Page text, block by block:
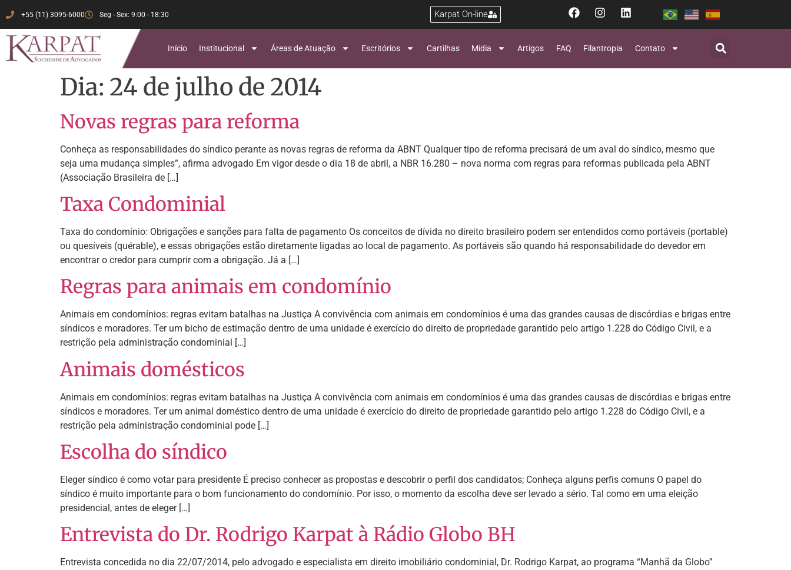
+55 (11) 3095-6000 Seg - Sex: 9:00 - 18:30 Karpat On-line
Início Institucional Áreas de Atuação Escritórios Cartilhas Mídia Artigos FAQ Filantropia Contato
Dia: 24 de julho de 2014
Novas regras para reforma
Conheça as responsabilidades do síndico perante as novas regras de reforma da ABNT Qualquer tipo de reforma precisará de um aval do síndico, mesmo que
seja uma mudança simples”, afirma advogado Em vigor desde o dia 18 de abril, a NBR 16.280 – nova norma com regras para reformas publicada pela ABNT
(Associação Brasileira de […]
Taxa Condominial
Taxa do condomínio: Obrigações e sanções para falta de pagamento Os conceitos de dívida no direito brasileiro podem ser entendidos como portáveis (portable)
ou quesíveis (quérable), e essas obrigações estão diretamente ligadas ao local de pagamento. As portáveis são quando há responsabilidade do devedor em
encontrar o credor para cumprir com a obrigação. Já a […]
Regras para animais em condomínio
Animais em condomínios: regras evitam batalhas na Justiça A convivência com animais em condomínios é uma das grandes causas de discórdias e brigas entre
síndicos e moradores. Ter um bicho de estimação dentro de uma unidade é exercício do direito de propriedade garantido pelo artigo 1.228 do Código Civil, e a
restrição pela administração condominial […]
Animais domésticos
Animais em condomínios: regras evitam batalhas na Justiça A convivência com animais em condomínios é uma das grandes causas de discórdias e brigas entre
síndicos e moradores. Ter um animal doméstico dentro de uma unidade é exercício do direito de propriedade garantido pelo artigo 1.228 do Código Civil, e a
restrição pela administração condominial pode […]
Escolha do síndico
Eleger síndico é como votar para presidente É preciso conhecer as propostas e descobrir o perfil dos candidatos; Conheça alguns perfis comuns O papel do
síndico é muito importante para o bom funcionamento do condomínio. Por isso, o momento da escolha deve ser levado a sério. Tal como em uma eleição
presidencial, antes de eleger […]
Entrevista do Dr. Rodrigo Karpat à Rádio Globo BH
Entrevista concedida no dia 22/07/2014, pelo advogado e especialista em direito imobiliário condominial, Dr. Rodrigo Karpat, ao programa “Manhã da Globo”